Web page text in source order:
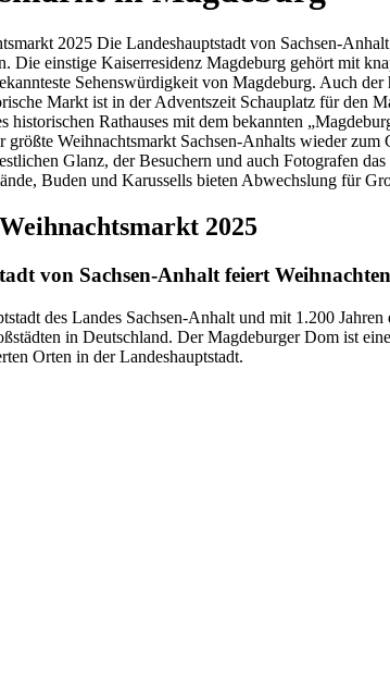
2025 Die Landeshauptstadt von Sachsen-
Die einstige Kaiserresidenz Magdeburg gehört mit
Sehenswürdigkeit von Magdeburg. Auch
Markt ist in der Adventszeit Schauplatz für den
historischen Rathauses mit dem bekannten
größte Weihnachtsmarkt Sachsen-Anhalts wieder
Glanz, der Besuchern und auch Fotografen
Buden und Karussells bieten Abwechslung für
2025
von Sachsen-Anhalt feiert Weihnachten
des Landes Sachsen-Anhalt und mit 1.200
in Deutschland. Der Magdeburger Dom ist
Orten in der Landeshauptstadt.